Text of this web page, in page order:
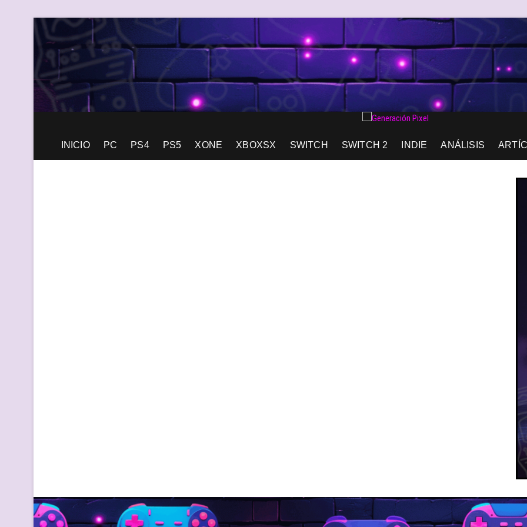
Saltar
contenido
Generación Pixel
INICIO PC PS4 PS5 XONE XBOXSX SWITCH SWITCH 2 INDIE ANÁLISIS